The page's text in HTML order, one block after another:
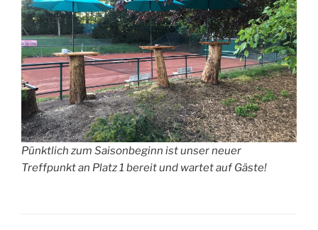
Pünktlich zum Saisonbeginn ist unser neuer
Treffpunkt an Platz 1 bereit und wartet auf Gäste!